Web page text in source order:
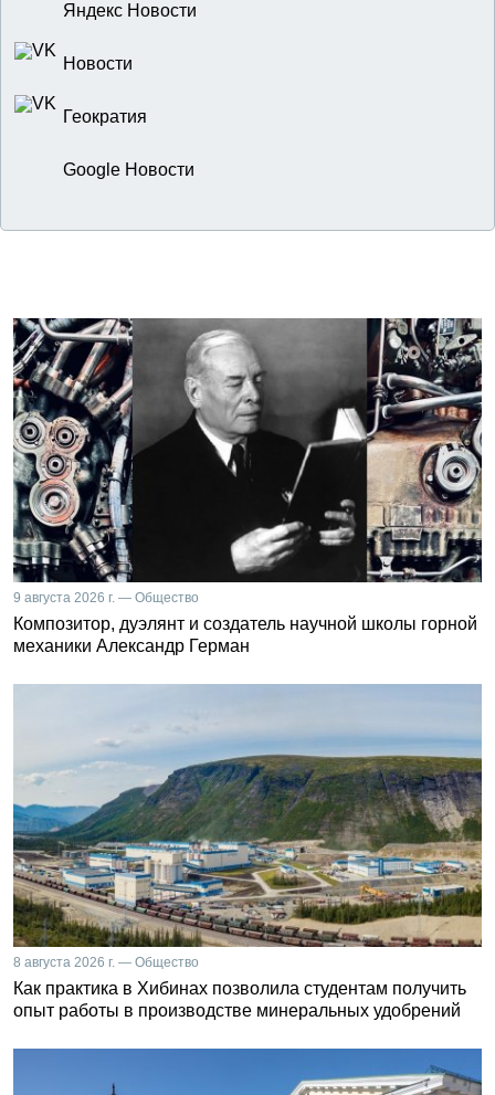
Яндекс Новости
Новости
Геократия
Google Новости
9 августа 2026 г. — Общество
Композитор, дуэлянт и создатель научной школы горной
механики Александр Герман
8 августа 2026 г. — Общество
Как практика в Хибинах позволила студентам получить
опыт работы в производстве минеральных удобрений